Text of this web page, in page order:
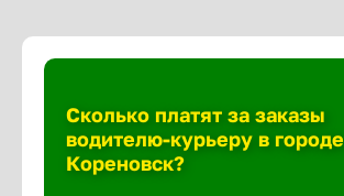
Сколько платят за заказы
водителю-курьеру в городе
Кореновск?